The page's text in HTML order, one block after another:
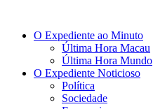
O Expediente ao Minuto
Última Hora Macau
Última Hora Mundo
O Expediente Noticioso
Política
Sociedade